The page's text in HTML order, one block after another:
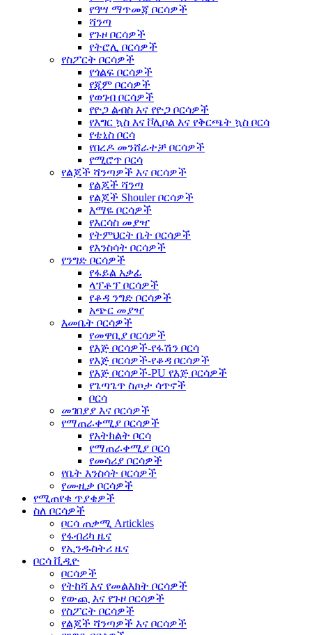
የዓሣ ማጥመጃ ቦርሳዎች
ሻንጣ
የጉዞ ቦርሳዎች
የትሮሊ ቦርሳዎች
የስፖርት ቦርሳዎች
የጎልፍ ቦርሳዎች
የጂም ቦርሳዎች
የወገብ ቦርሳዎች
የዮጋ ልብስ እና የዮጋ ቦርሳዎች
የእግር ኳስ እና ቮሊቦል እና የቅርጫት ኳስ ቦርሳ
የቴኒስ ቦርሳ
የበረዶ መንሸራተቻ ቦርሳዎች
የሚሮጥ ቦርሳ
የልጆች ሻንጣዎች እና ቦርሳዎች
የልጆች ሻንጣ
የልጆች Shouler ቦርሳዎች
እማዬ ቦርሳዎች
የእርሳስ መያዣ
የትምህርት ቤት ቦርሳዎች
የእንስሳት ቦርሳዎች
የንግድ ቦርሳዎች
የፋይል አቃፊ
ላፕቶፕ ቦርሳዎች
የቆዳ ንግድ ቦርሳዎች
አጭር መያዣ
እመቤት ቦርሳዎች
የመዋቢያ ቦርሳዎች
የእጅ ቦርሳዎች-የፋሽን ቦርሳ
የእጅ ቦርሳዎች-የቆዳ ቦርሳዎች
የእጅ ቦርሳዎች-PU የእጅ ቦርሳዎች
የጌጣጌጥ ስጦታ ሳጥኖች
ቦርሳ
መገበያያ እና ቦርሳዎች
የማጠራቀሚያ ቦርሳዎች
የአትክልት ቦርሳ
የማጠራቀሚያ ቦርሳ
የመሳሪያ ቦርሳዎች
የቤት እንስሳት ቦርሳዎች
የሙዚቃ ቦርሳዎች
የሚጠየቁ ጥያቄዎች
ስለ ቦርሳዎች
ቦርሳ ጠቃሚ Artickles
የፋብሪካ ዜና
የኢንዱስትሪ ዜና
ቦርሳ ቪዲዮ
ቦርሳዎች
የትከሻ እና የመልእክት ቦርሳዎች
የውጪ እና የጉዞ ቦርሳዎች
የስፖርት ቦርሳዎች
የልጆች ሻንጣዎች እና ቦርሳዎች